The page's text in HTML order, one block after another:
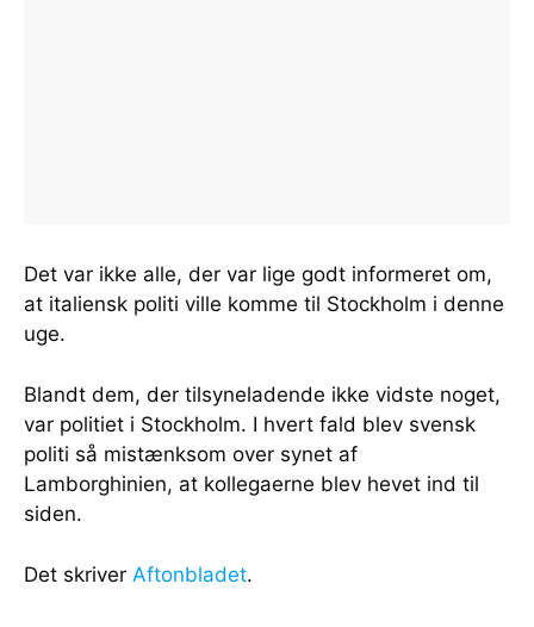
Det var ikke alle, der var lige godt informeret om,
at italiensk politi ville komme til Stockholm i denne
uge.
Blandt dem, der tilsyneladende ikke vidste noget,
var politiet i Stockholm. I hvert fald blev svensk
politi så mistænksom over synet af
Lamborghinien, at kollegaerne blev hevet ind til
siden.
Det skriver Aftonbladet.